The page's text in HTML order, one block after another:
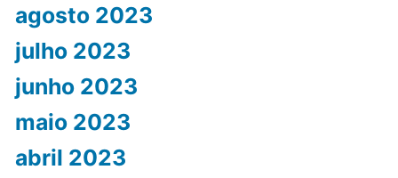
agosto 2023
julho 2023
junho 2023
maio 2023
abril 2023